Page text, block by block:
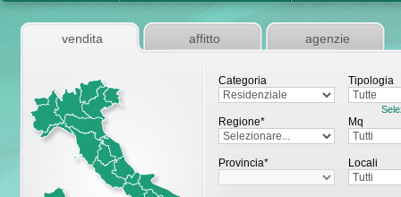
vendita affitto agenzie